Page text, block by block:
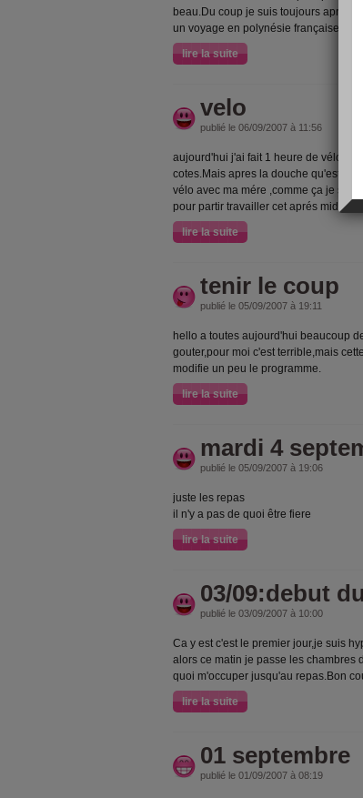
beau.Du coup je suis toujours apres
un voyage en polynésie
lire la suite
velo
publié le 06/09/2007 à 11:56
aujourd'hui j'ai fait 1 heure de vélo
cotes.Mais apres la douche qu'est ce
vélo avec ma mére ,comme ça je suis
pour partir travailler cet aprés midi.
lire la suite
tenir le coup
publié le 05/09/2007 à 19:11
hello a toutes aujourd'hui beaucoup
gouter,pour moi c'est terrible,mais
modifie un peu le programme.
lire la suite
mardi 4
publié le 05/09/2007 à 19:06
juste les repas
il n'y a pas de quoi être fiere
lire la suite
03/09:debut
publié le 03/09/2007 à 10:00
Ca y est c'est le premier jour,je suis
alors ce matin je passe les chambres
quoi m'occuper jusqu'au repas.Bon
lire la suite
01 septembre
publié le 01/09/2007 à 08:19